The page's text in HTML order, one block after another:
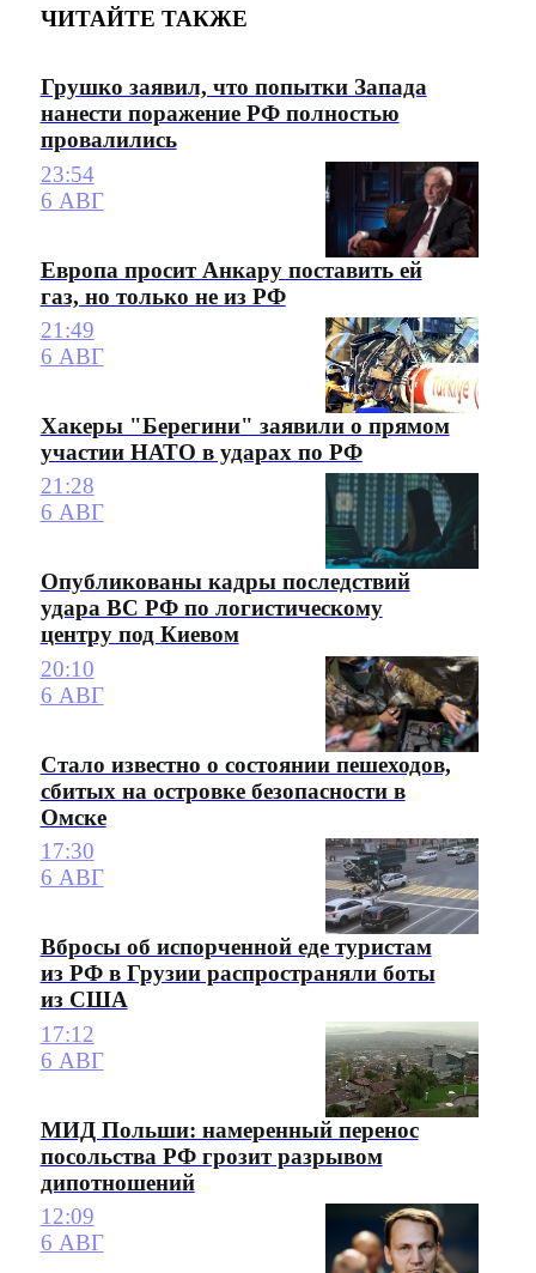
ЧИТАЙТЕ ТАКЖЕ
Грушко заявил, что попытки Запада
нанести поражение РФ полностью
провалились
23:54
6 АВГ
Европа просит Анкару поставить ей
газ, но только не из РФ
21:49
6 АВГ
Хакеры "Берегини" заявили о прямом
участии НАТО в ударах по РФ
21:28
6 АВГ
Опубликованы кадры последствий
удара ВС РФ по логистическому
центру под Киевом
20:10
6 АВГ
Стало известно о состоянии пешеходов,
сбитых на островке безопасности в
Омске
17:30
6 АВГ
Вбросы об испорченной еде туристам
из РФ в Грузии распространяли боты
из США
17:12
6 АВГ
МИД Польши: намеренный перенос
посольства РФ грозит разрывом
дипотношений
12:09
6 АВГ